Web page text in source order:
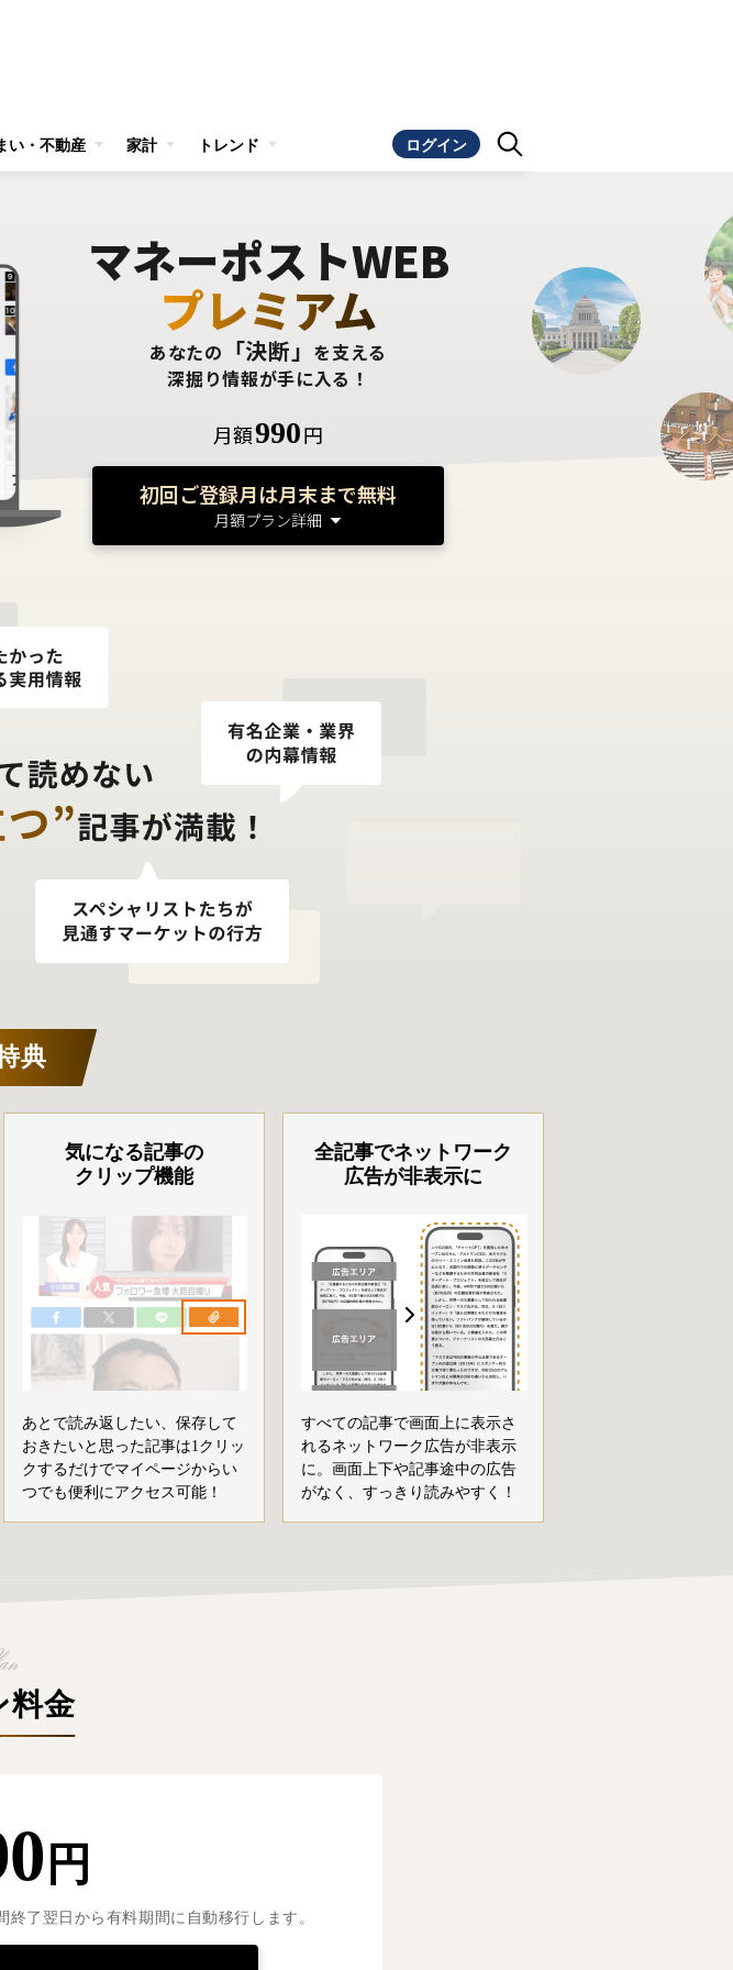
い・不動産 家計 トレンド ログイン
マネーポストWEB
プレミアム
あなたの 「決断」 を支える
深掘り情報が手に入る！
月額990円
初回ご登録月は月末まで無料
月額プラン詳細
典
気になる記事の
クリップ機能
あとで読み返したい、保存して
おきたいと思った記事は1クリッ
クするだけでマイページからい
つでも便利にアクセス可能！
全記事でネットワーク
広告が非表示に
すべての記事で画面上に表示さ
れるネットワーク広告が非表示
に。画面上下や記事途中の広告
がなく、すっきり読みやすく！
料金
円
了翌日から有料期間に自動移行します。